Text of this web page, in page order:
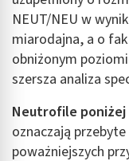
NEUT/NEU w
miarodajna, a o
obniżonym
szersza analiza
Neutrofile poniżej
oznaczają
poważniejszych